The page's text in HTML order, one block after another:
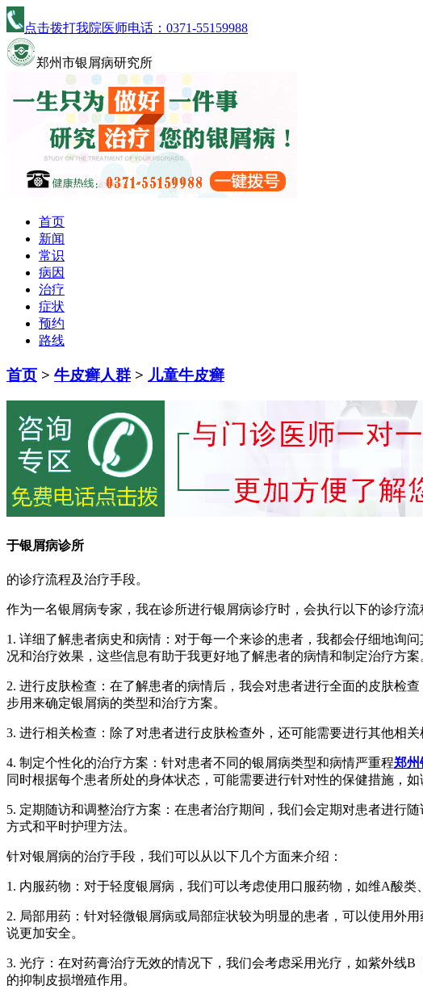
点击拨打我院医师电话： 0371-55159988
郑州市银屑病研究所
首页
新闻
常识
病因
治疗
症状
预约
路线
首页 > 牛皮癣人群 > 儿童牛皮癣
于银屑病诊所
的诊疗流程及治疗手段。
作为一名银屑病专家，我在诊所进行银屑病诊疗时，会执行以下的诊疗流
1. 详细了解患者病史和病情：对于每一个来诊的患者，我都会仔细地询
况和治疗效果，这些信息有助于我更好地了解患者的病情和制定治疗方案
2. 进行皮肤检查：在了解患者的病情后，我会对患者进行全面的皮肤检
步用来确定银屑病的类型和治疗方案。
3. 进行相关检查：除了对患者进行皮肤检查外，还可能需要进行其他相
4. 制定个性化的治疗方案：针对患者不同的银屑病类型和病情严重程郑州
同时根据每个患者所处的身体状态，可能需要进行针对性的保健措施，如
5. 定期随访和调整治疗方案：在患者治疗期间，我们会定期对患者进行
方式和平时护理方法。
针对银屑病的治疗手段，我们可以从以下几个方面来介绍：
1. 内服药物：对于轻度银屑病，我们可以考虑使用口服药物，如维A酸
2. 局部用药：针对轻微银屑病或局部症状较为明显的患者，可以使用外
说更加安全。
3. 光疗：在对药膏治疗无效的情况下，我们会考虑采用光疗，如紫外线
的抑制皮损增殖作用。